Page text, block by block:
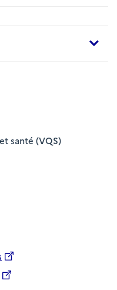
santé (VQS)